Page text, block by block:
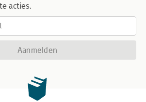
acties.
Aanmelden